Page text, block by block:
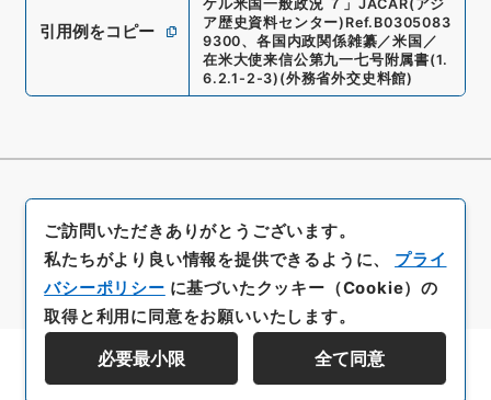
引用例をコピー
ケル米国一般政況 ７ 」 JACAR(アジ
ア歴史資料センター) Ref. B0305083
9300、 各国内政関係雑纂／米国／
在米大使来信公第九一七号附属書(1.
6.2.1-2-3) (外務省外交史料館)
資料群階層を表示する
ご訪問いただきありがとうございます。
私たちがより良い情報を提供できるように、 プライ
バシーポリシー に基づいたクッキー（Cookie）の
取得と利用に同意をお願いいたします。
必要最小限 全て同意